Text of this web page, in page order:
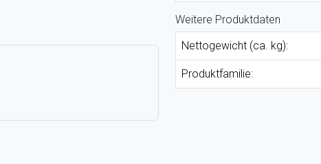
Weitere Produktdaten
Nettogewicht (ca. kg):
Produktfamilie: